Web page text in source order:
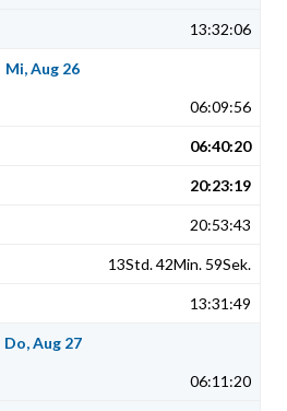
13:32:06
Mi, Aug 26
06:09:56
06:40:20
20:23:19
20:53:43
13Std. 42Min. 59Sek.
13:31:49
Do, Aug 27
06:11:20